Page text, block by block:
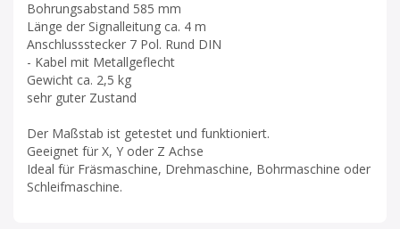
Bohrungsabstand 585 mm
Länge der Signalleitung ca. 4 m
Anschlussstecker 7 Pol. Rund DIN
- Kabel mit Metallgeflecht
Gewicht ca. 2,5 kg
sehr guter Zustand
Der Maßstab ist getestet und funktioniert.
Geeignet für X, Y oder Z Achse
Ideal für Fräsmaschine, Drehmaschine, Bohrmaschine oder
Schleifmaschine.